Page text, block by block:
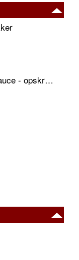
Andesteg med æbler, svesker og sauce - opskrift også til jul